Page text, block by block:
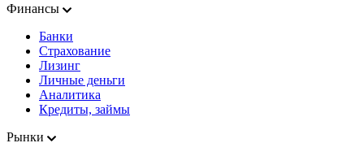
Финансы
Банки
Страхование
Лизинг
Личные деньги
Аналитика
Кредиты, займы
Рынки